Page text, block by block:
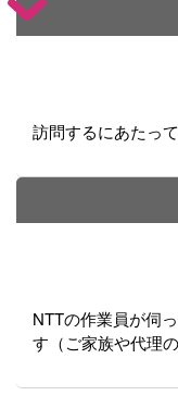
訪問するにあたっ
NTTの作業員が伺
す（ご家族や代理